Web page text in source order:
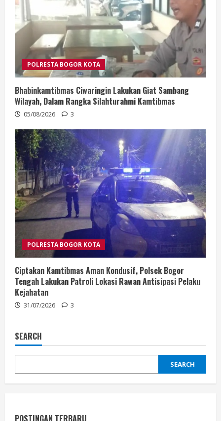
POLRESTA BOGOR KOTA
Bhabinkamtibmas Ciwaringin Lakukan Giat Sambang
Wilayah, Dalam Rangka Silahturahmi Kamtibmas
05/08/2026 3
POLRESTA BOGOR KOTA
Ciptakan Kamtibmas Aman Kondusif, Polsek Bogor
Tengah Lakukan Patroli Lokasi Rawan Antisipasi Pelaku
Kejahatan
31/07/2026 3
SEARCH
SEARCH
POSTINGAN TERBARU